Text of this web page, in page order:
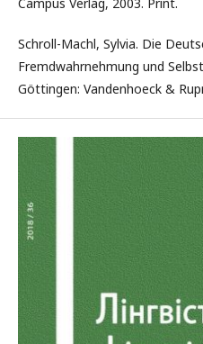
Schroll-Machl, Sylvia. Die
Fremdwahrnehmung und
Göttingen: Vandenhoeck &